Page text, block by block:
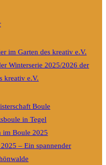
im Garten des kreativ e.V.
Winterserie 2025/2026 der
kreativ e.V.
Boule
in Tegel
im Boule 2025
– Ein spannender